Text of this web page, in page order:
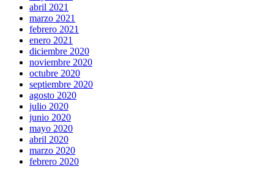
abril 2021
marzo 2021
febrero 2021
enero 2021
diciembre 2020
noviembre 2020
octubre 2020
septiembre 2020
agosto 2020
julio 2020
junio 2020
mayo 2020
abril 2020
marzo 2020
febrero 2020